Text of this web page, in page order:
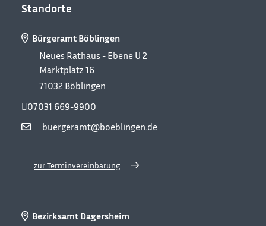
Standorte
Bürgeramt Böblingen
Neues Rathaus - Ebene U 2
Marktplatz 16
71032 Böblingen
buergeramt@boeblingen.de
07031 669-9900
zur Terminvereinbarung
Bezirksamt Dagersheim